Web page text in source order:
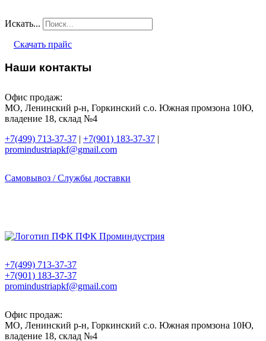
Искать...
Скачать прайс
Наши контакты
Офис продаж:
МО, Ленинский р-н, Горкинский с.о. Южная промзона 10Ю,
владение 18, склад №4
+7(499) 713-37-37 | +7(901) 183-37-37 |
promindustriapkf@gmail.com
Самовывоз / Службы доставки
+7(499) 713-37-37
+7(901) 183-37-37
promindustriapkf@gmail.com
Офис продаж:
МО, Ленинский р-н, Горкинский с.о. Южная промзона 10Ю,
владение 18, склад №4